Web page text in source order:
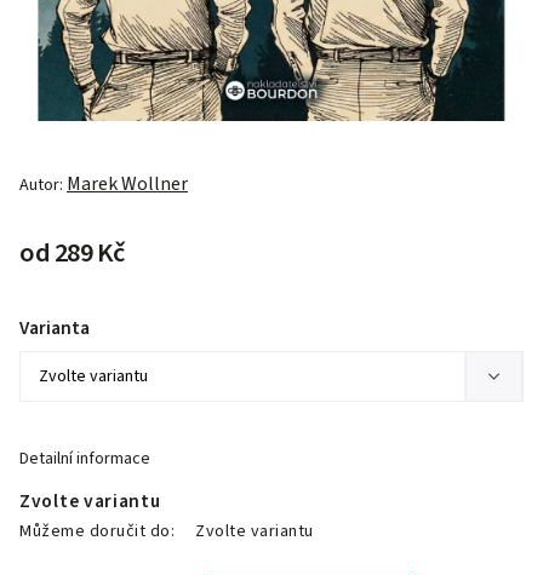
Autor: Marek Wollner
od289 Kč
Zvolte variantu
Můžeme doručit do: Zvolte variantu
Varianta
Detailní informace